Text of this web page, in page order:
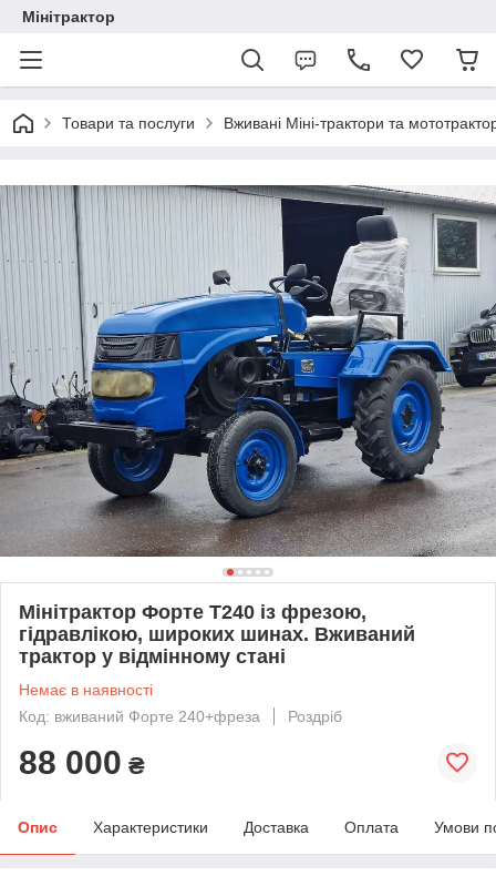
Мінітрактор
Товари та послуги Вживані Міні-трактори та
Мінітрактор Форте Т240 із фрезою,
гідравлікою, широких шинах. Вживаний
трактор у відмінному стані
Немає в наявності
Код: вживаний Форте 240+фреза
Роздріб
88 000 ₴
Опис Характеристики Доставка Оплата Умови